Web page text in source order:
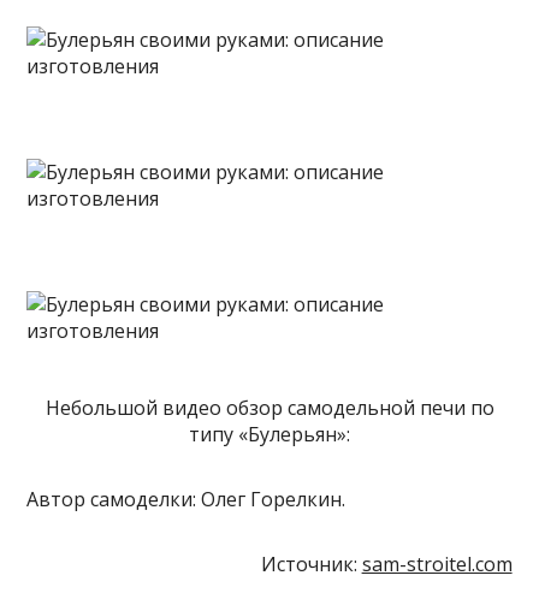
Небольшой видео обзор самодельной печи по
типу «Булерьян»:
Автор самоделки: Олег Горелкин.
Источник: sam-stroitel.com